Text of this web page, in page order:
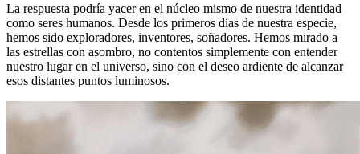
La respuesta podría yacer en el núcleo mismo de nuestra identidad
como seres humanos. Desde los primeros días de nuestra especie,
hemos sido exploradores, inventores, soñadores. Hemos mirado a
las estrellas con asombro, no contentos simplemente con entender
nuestro lugar en el universo, sino con el deseo ardiente de alcanzar
esos distantes puntos luminosos.